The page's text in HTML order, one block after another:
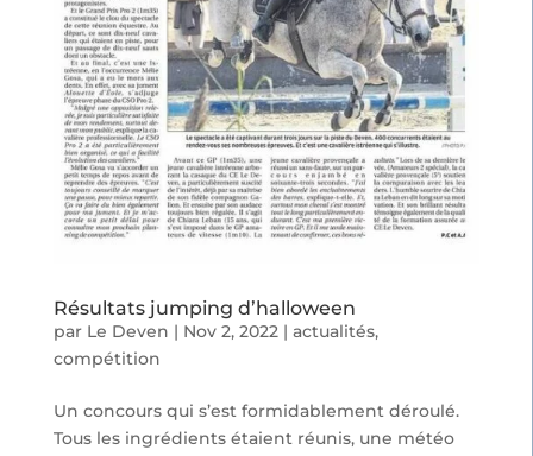
Résultats jumping d’halloween
par Le Deven | Nov 2, 2022| actualités,
compétition
Un concours qui s’est formidablement déroulé.
Tous les ingrédients étaient réunis, une météo